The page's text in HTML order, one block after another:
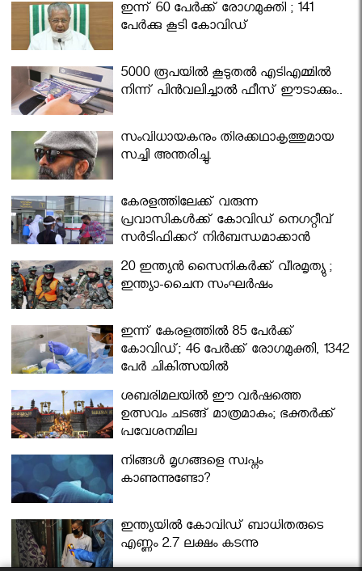
ഇന്ന് 60 പേർക്ക് രോഗമുക്തി ; 141
പേര്‍ക്കു കൂടി കോവിഡ്
5000 രൂപയിൽ കൂടുതൽ എടിഎമ്മിൽ
നിന്ന് പിൻവലിച്ചാൽ ഫീസ് ഈടാക്കും..
സംവിധായകനും തിരക്കഥാകൃത്തുമായ
സച്ചി അന്തരിച്ചു.
കേരളത്തിലേക്ക് വരുന്ന
പ്രവാസികള്‍ക്ക് കോവിഡ് നെഗറ്റീവ്
സര്‍ട്ടിഫിക്കറ്റ് നിർബന്ധമാക്കാൻ
മന്ത്രിസഭ
20 ഇന്ത്യൻ സൈനികർക്ക് വീരമൃത്യു ;
ഇന്ത്യാ-ചൈന സംഘർഷം
ഇന്ന് കേരളത്തിൽ 85 പേർക്ക്
കോവിഡ്; 46 പേർക്ക് രോഗമുക്തി, 1342
പേർ ചികിത്സയിൽ
ശബരിമലയില്‍ ഈ വർഷത്തെ
ഉത്സവം ചടങ്ങ് മാത്രമാകും; ഭക്തർക്ക്
പ്രവേശനമില്ല
നിങ്ങള്‍ മൃഗങ്ങളെ സ്വപ്നം
കാണുന്നുണ്ടോ?
ഇന്ത്യയിൽ കോവിഡ് ബാധിതരുടെ
എണ്ണം 2.7 ലക്ഷം കടന്നു